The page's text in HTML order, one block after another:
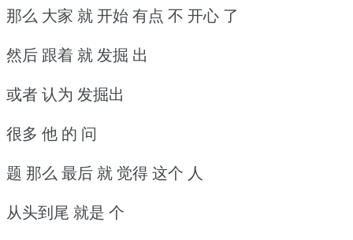
那么 大家 就 开始 有点 不 开心 了
然后 跟着 就 发掘 出
或者 认为 发掘出
很多 他 的 问
题 那么 最后 就 觉得 这个 人
从头到尾 就是 个